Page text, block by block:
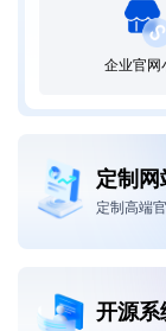
企业官网
定制网
定制高端
开源系